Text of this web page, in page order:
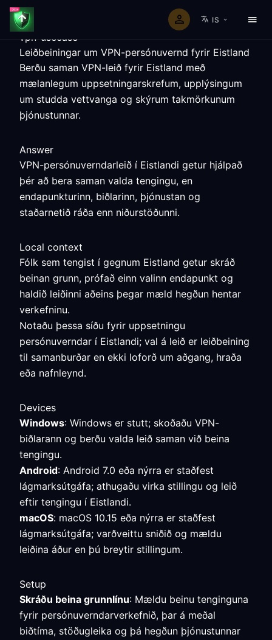
IS
vpn-usecase
Leiðbeiningar um VPN-persónuvernd fyrir Eistland
Berðu saman VPN-leið fyrir Eistland með
mælanlegum uppsetningarskrefum, upplýsingum
um studda vettvanga og skýrum takmörkunum
þjónustunnar.
Answer
VPN-persónuverndarleið í Eistlandi getur hjálpað
þér að bera saman valda tengingu, en
endapunkturinn, biðlarinn, þjónustan og
staðarnetið ráða enn niðurstöðunni.
Local context
Fólk sem tengist í gegnum Eistland getur skráð
beinan grunn, prófað einn valinn endapunkt og
haldið leiðinni aðeins þegar mæld hegðun hentar
verkefninu.
Notaðu þessa síðu fyrir uppsetningu
persónuverndar í Eistlandi; val á leið er leiðbeining
til samanburðar en ekki loforð um aðgang, hraða
eða nafnleynd.
Devices
Windows: Windows er stutt; skoðaðu VPN-
biðlarann og berðu valda leið saman við beina
tengingu.
Android: Android 7.0 eða nýrra er staðfest
lágmarksútgáfa; athugaðu virka stillingu og leið
eftir tengingu í Eistlandi.
macOS: macOS 10.15 eða nýrra er staðfest
lágmarksútgáfa; varðveittu sniðið og mældu
leiðina áður en þú breytir stillingum.
Setup
Skráðu beina grunnlínu: Mældu beinu tenginguna
fyrir persónuverndarverkefnið, þar á meðal
biðtíma, stöðugleika og þá hegðun þjónustunnar